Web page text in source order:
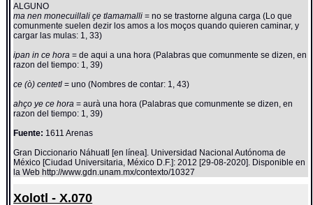
ALGUNO
ma nen monecuillali çe tlamamalli= no se trastorne alguna carga (Lo que
comunmente suelen dezir los amos a los moços quando quieren caminar, y
cargar las mulas: 1, 33)
ipan in ce hora= de aqui a una hora (Palabras que comunmente se dizen, en
razon del tiempo: 1, 39)
ce (ò) centetl= uno (Nombres de contar: 1, 43)
ahço ye ce hora= aurà una hora (Palabras que comunmente se dizen, en
razon del tiempo: 1, 39)
Fuente: 1611 Arenas
Gran Diccionario Náhuatl [en línea]. Universidad Nacional Autónoma de
México [Ciudad Universitaria, México D.F.]: 2012 [29-08-2020]. Disponible en
la Web http://www.gdn.unam.mx/contexto/10327
Xolotl - X.070